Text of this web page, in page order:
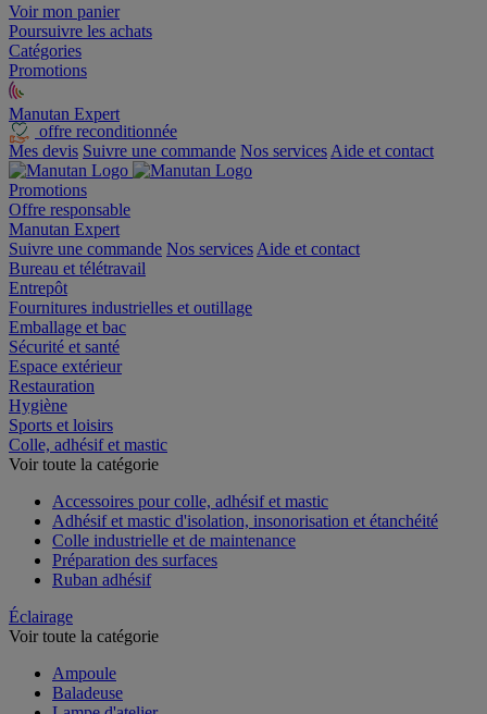
Voir mon panier
Poursuivre les achats
Catégories
Promotions
Manutan Expert
offre reconditionnée
Mes devis Suivre une commande Nos services Aide et contact
Promotions
Offre responsable
Manutan Expert
Suivre une commande Nos services Aide et contact
Bureau et télétravail
Entrepôt
Fournitures industrielles et outillage
Emballage et bac
Sécurité et santé
Espace extérieur
Restauration
Hygiène
Sports et loisirs
Colle, adhésif et mastic
Voir toute la catégorie
Accessoires pour colle, adhésif et mastic
Adhésif et mastic d'isolation, insonorisation et étanchéité
Colle industrielle et de maintenance
Préparation des surfaces
Ruban adhésif
Éclairage
Voir toute la catégorie
Ampoule
Baladeuse